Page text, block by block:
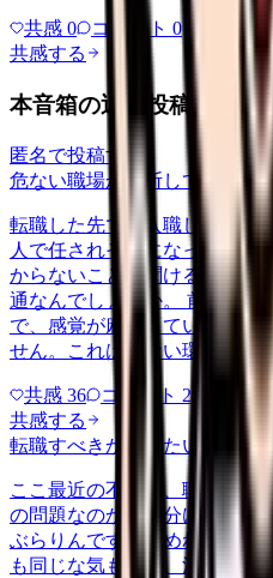
共感 0 コメント 0
共感する
本音箱の近い投稿
匿名で投稿する
危ない職場か判断してほしい
転職した先で、入職して二ヶ
人で任されそうになっていま
からないことを聞ける相手も
通なんでしょうか。 前の職場
で、感覚が麻痺しているのか
せん。これは危ない環境なの
共感 36 コメント 2
共感する
転職すべきか知りたい
ここ最近の不調が、職場の環
の問題なのか切り分けられず
ぶらりんです。辞めれば楽に
も同じな気もして、決め手が